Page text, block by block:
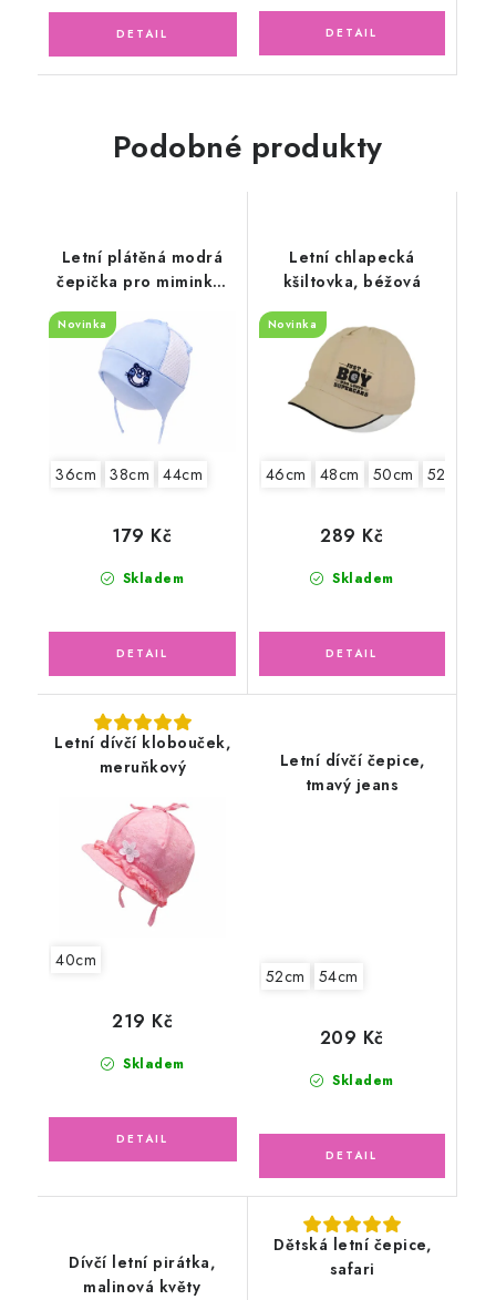
Podobné produkty
Letní plátěná modrá
čepička pro miminko,
kocourek
Novinka
36cm 38cm 44cm
Skladem
179 Kč
Letní chlapecká
kšiltovka, béžová
Novinka
46cm 48cm 50cm 52cm
Skladem
289 Kč
Letní dívčí klobouček,
meruňkový
40cm
Skladem
219 Kč
Letní dívčí čepice,
tmavý jeans
52cm 54cm
Skladem
209 Kč
Dívčí letní pirátka,
malinová květy
Dětská letní čepice,
safari